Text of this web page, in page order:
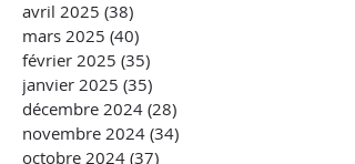
avril 2025 (38)
mars 2025 (40)
février 2025 (35)
janvier 2025 (35)
décembre 2024 (28)
novembre 2024 (34)
octobre 2024 (37)